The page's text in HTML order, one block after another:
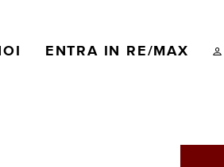
ENTRA IN RE/MAX